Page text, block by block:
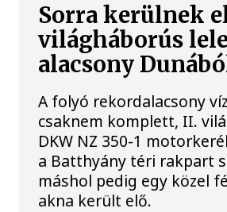
Sorra kerülnek
világháborús
alacsony
A folyó rekordalacsony
csaknem komplett, II.
DKW NZ 350-1
a Batthyány téri rakpart
máshol pedig egy közel
akna került elő.